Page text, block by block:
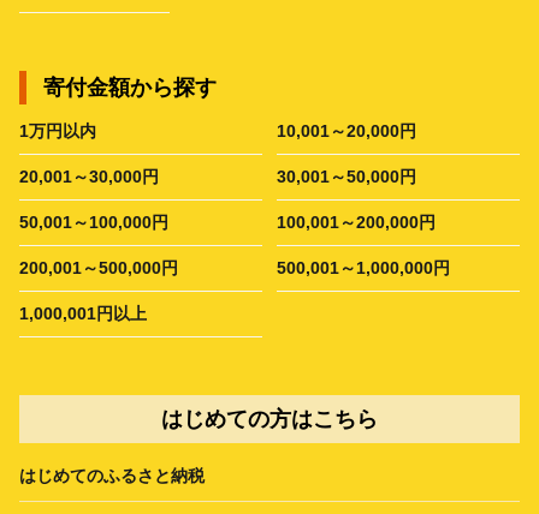
寄付金額から探す
1万円以内 10,001～20,000円
20,001～30,000円 30,001～50,000円
50,001～100,000円 100,001～200,000円
200,001～500,000円 500,001～1,000,000円
1,000,001円以上
はじめての方はこちら
はじめてのふるさと納税